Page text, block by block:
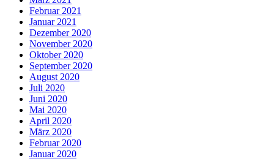
Februar 2021
Januar 2021
Dezember 2020
November 2020
Oktober 2020
September 2020
August 2020
Juli 2020
Juni 2020
Mai 2020
April 2020
März 2020
Februar 2020
Januar 2020